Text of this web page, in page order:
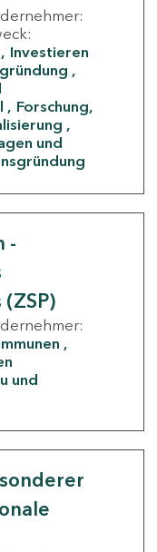
Investieren
Forschung,
und
-
und